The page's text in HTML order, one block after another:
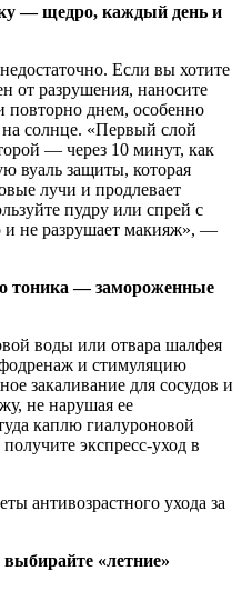
— щедро, каждый день и
Если вы хотите
от разрушения, наносите
повторно днем, особенно
на солнце. «Первый слой
— через 10 минут, как
вуаль защиты, которая
лучи и продлевает
пудру или спрей с
и не разрушает макияж», —
тоника — замороженные
воды или отвара шалфея
и стимуляцию
закаливание для сосудов и
не нарушая ее
каплю гиалуроновой
экспресс-уход в
«летние»